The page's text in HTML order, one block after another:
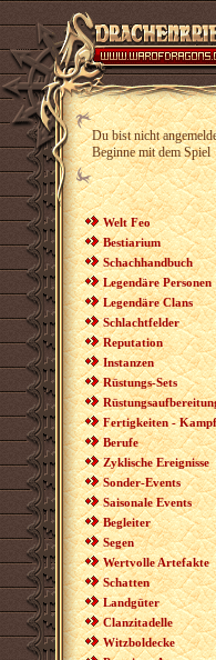
Du bist nicht
Beginne mit dem Spiel
Welt Feo
Bestiarium
Schachhandbuch
Legendäre Personen
Legendäre Clans
Schlachtfelder
Reputation
Instanzen
Rüstungs-Sets
Fertigkeiten -
Berufe
Zyklische Ereignisse
Sonder-Events
Saisonale Events
Begleiter
Segen
Wertvolle Artefakte
Schatten
Landgüter
Clanzitadelle
Witzboldecke